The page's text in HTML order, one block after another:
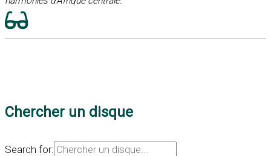
Chercher un disque
Search for: